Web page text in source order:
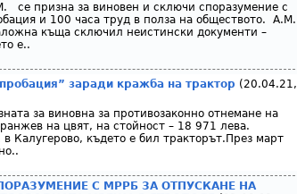
се призна за виновен и сключи споразумение с
и 100 часа труд в полза на обществото. А.М.
къща сключил неистински документи –
е..
заради кражба на трактор (20.04.21,
за виновна за противозаконно отнемане на
на цвят, на стойност – 18 971 лева.
Калугерово, където е бил тракторът.През март
С МРРБ ЗА ОТПУСКАНЕ НА